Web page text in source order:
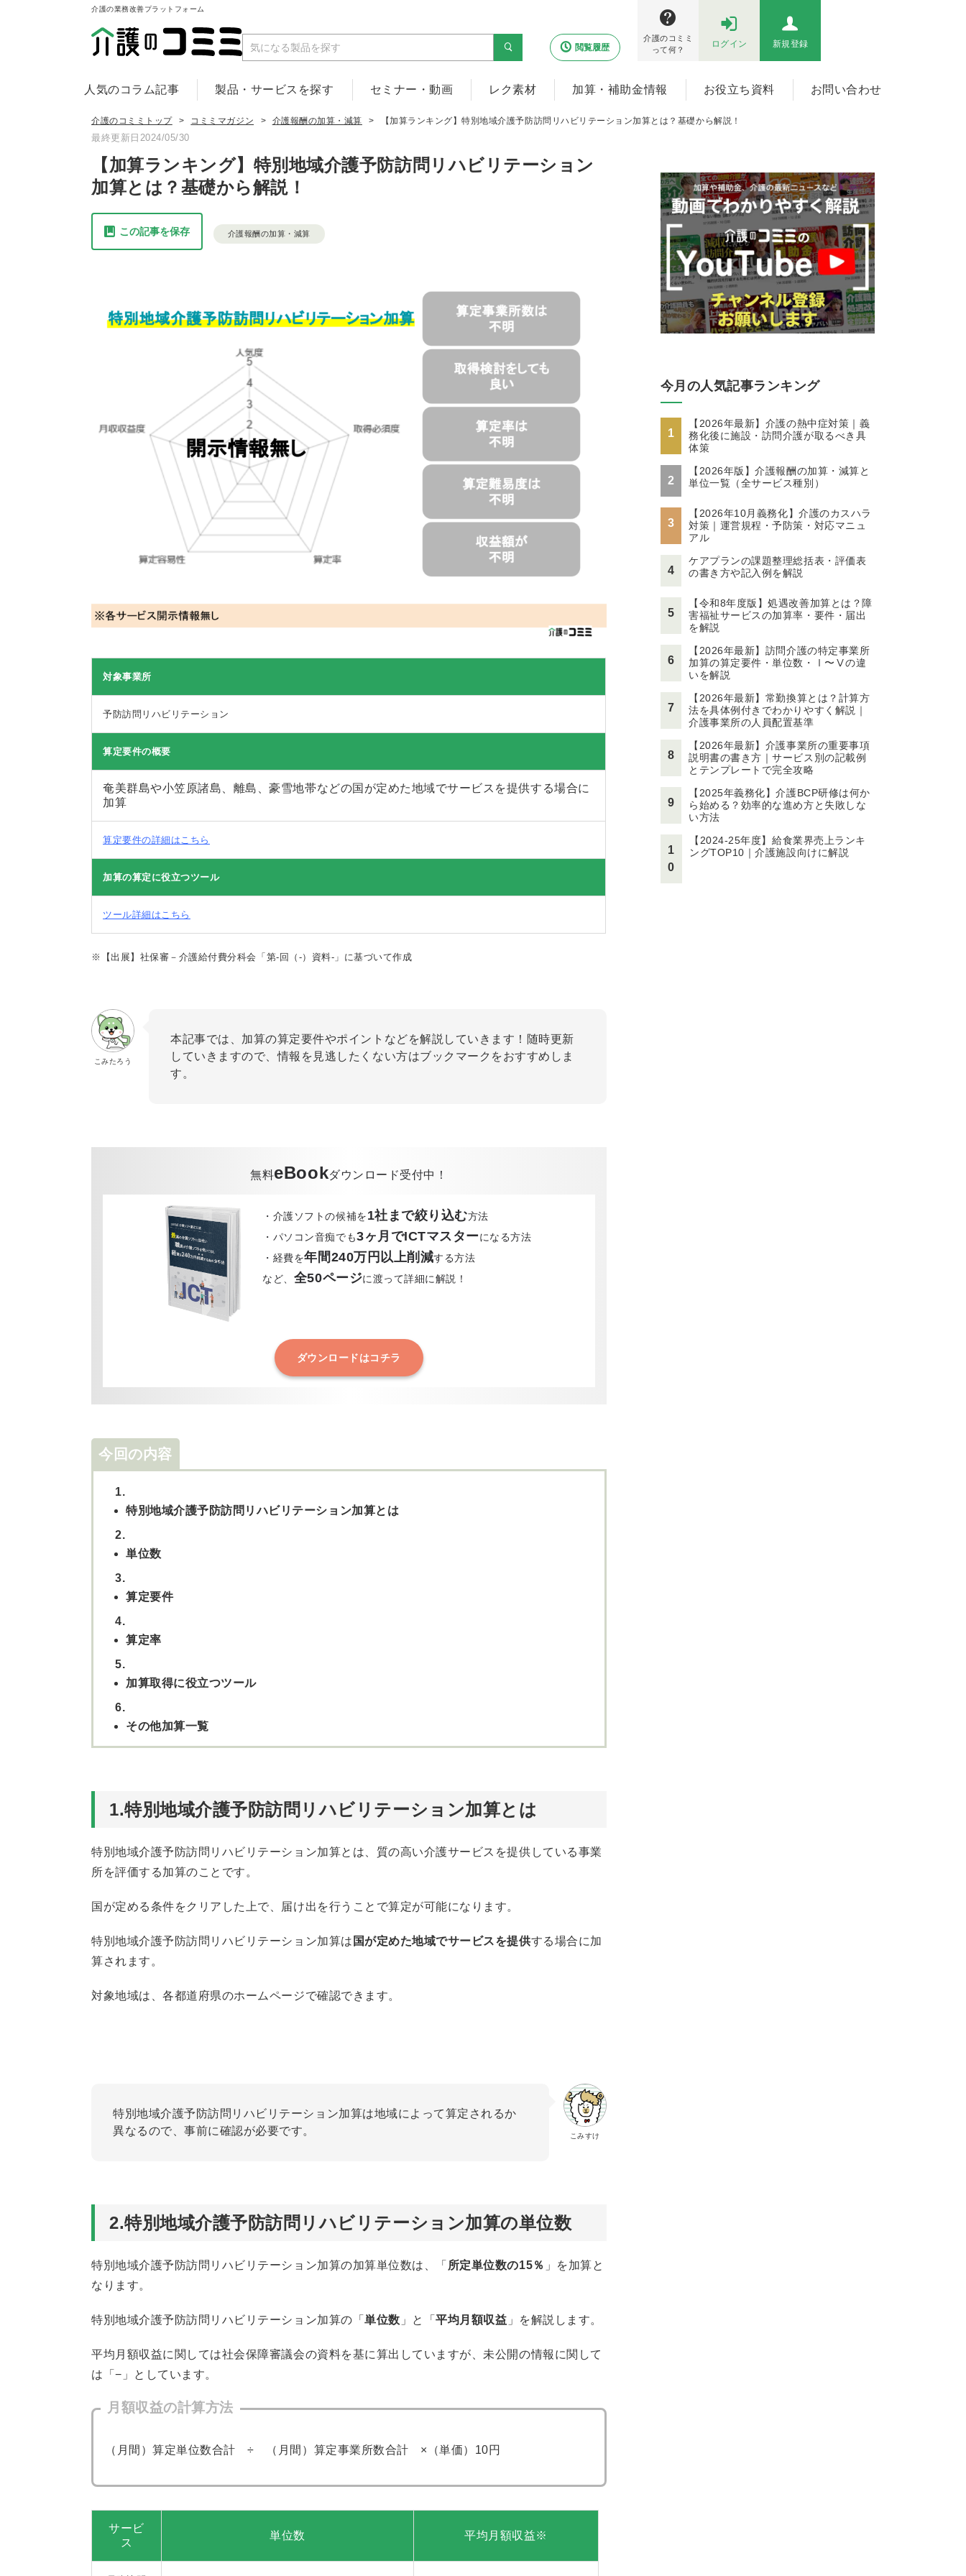
介護の業務改善プラットフォーム
閲覧履歴
介護のコミミ
って何？
ログイン 新規登録
人気のコラム記事 製品・サービスを探す セミナー・動画 レク素材 加算・補助金情報 お役立ち資料 お問い合わせ
介護のコミミトップ コミミマガジン 介護報酬の加算・減算 【加算ランキング】特別地域介護予防訪問リハビリテーション加算とは？基礎から解説！
最終更新日2024/05/30
【加算ランキング】特別地域介護予防訪問リハビリテーション
加算とは？基礎から解説！
この記事を保存 介護報酬の加算・減算
対象事業所
予防訪問リハビリテーション
算定要件の概要
奄美群島や小笠原諸島、離島、豪雪地帯などの国が定めた地域でサービスを提供する場合に
加算
算定要件の詳細はこちら
加算の算定に役立つツール
ツール詳細はこちら
※【出展】社保審－介護給付費分科会「第-回（-）資料-」に基づいて作成
こみたろう
本記事では、加算の算定要件やポイントなどを解説していきます！随時更新
していきますので、情報を見逃したくない方はブックマークをおすすめしま
す。
無料eBookダウンロード受付中！
・介護ソフトの候補を1社まで絞り込む方法
・パソコン音痴でも3ヶ月でICTマスターになる方法
・経費を年間240万円以上削減する方法
など、 全50ページに渡って詳細に解説！
ダウンロードはコチラ
今回の内容
1.
特別地域介護予防訪問リハビリテーション加算とは
2.
単位数
3.
算定要件
4.
算定率
5.
加算取得に役立つツール
6.
その他加算一覧
1.特別地域介護予防訪問リハビリテーション加算とは
特別地域介護予防訪問リハビリテーション加算とは、質の高い介護サービスを提供している事業
所を評価する加算のことです。
国が定める条件をクリアした上で、届け出を行うことで算定が可能になります。
特別地域介護予防訪問リハビリテーション加算は 国が定めた地域でサービスを提供する場合に加
算されます。
対象地域は、各都道府県のホームページで確認できます。
こみすけ
特別地域介護予防訪問リハビリテーション加算は地域によって算定されるか
異なるので、事前に確認が必要です。
2.特別地域介護予防訪問リハビリテーション加算の単位数
特別地域介護予防訪問リハビリテーション加算の加算単位数は、「 所定単位数の15％ 」を加算と
なります。
特別地域介護予防訪問リハビリテーション加算の「単位数 」と「平均月額収益 」を解説します。
平均月額収益に関しては社会保障審議会の資料を基に算出していますが、未公開の情報に関して
は「−」としています。
月額収益の計算方法
（月間）算定単位数合計 ÷ （月間）算定事業所数合計 ×（単価）10円
サービ
ス
単位数 平均月額収益※
今月の人気記事ランキング
1
【2026年最新】介護の熱中症対策｜義
務化後に施設・訪問介護が取るべき具
体策
2
【2026年版】介護報酬の加算・減算と
単位一覧（全サービス種別）
3
【2026年10月義務化】介護のカスハラ
対策｜運営規程・予防策・対応マニュ
アル
4
ケアプランの課題整理総括表・評価表
の書き方や記入例を解説
5
【令和8年度版】処遇改善加算とは？障
害福祉サービスの加算率・要件・届出
を解説
6
【2026年最新】訪問介護の特定事業所
加算の算定要件・単位数・Ⅰ〜Ⅴの違
いを解説
7
【2026年最新】常勤換算とは？計算方
法を具体例付きでわかりやすく解説｜
介護事業所の人員配置基準
8
【2026年最新】介護事業所の重要事項
説明書の書き方｜サービス別の記載例
とテンプレートで完全攻略
9
【2025年義務化】介護BCP研修は何か
ら始める？効率的な進め方と失敗しな
い方法
1
0
【2024-25年度】給食業界売上ランキ
ングTOP10｜介護施設向けに解説